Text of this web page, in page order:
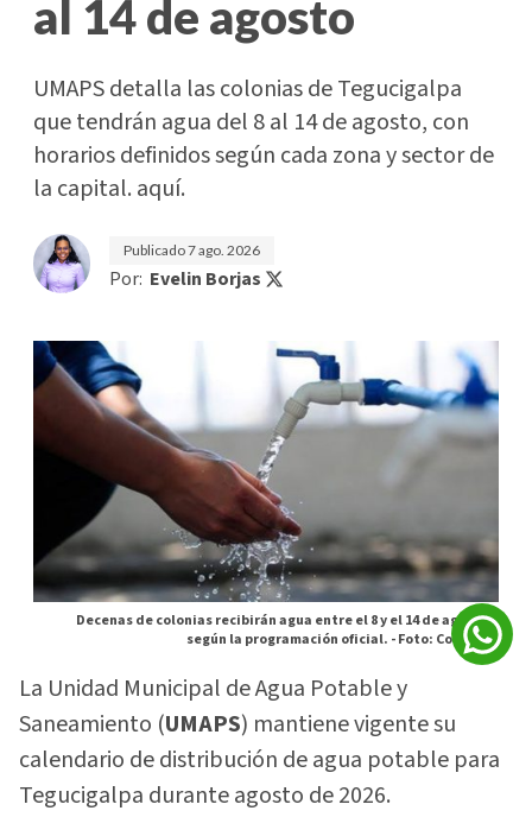
al 14 de agosto
UMAPS detalla las colonias de Tegucigalpa
que tendrán agua del 8 al 14 de agosto, con
horarios definidos según cada zona y sector de
la capital. aquí.
Publicado7 ago. 2026
Por: Evelin Borjas
Decenas de colonias recibirán agua entre el 8 y el 14 de agosto,
según la programación oficial. -Foto: Cortesia
La Unidad Municipal de Agua Potable y
Saneamiento (UMAPS) mantiene vigente su
calendario de distribución de agua potable para
Tegucigalpa durante agosto de 2026.